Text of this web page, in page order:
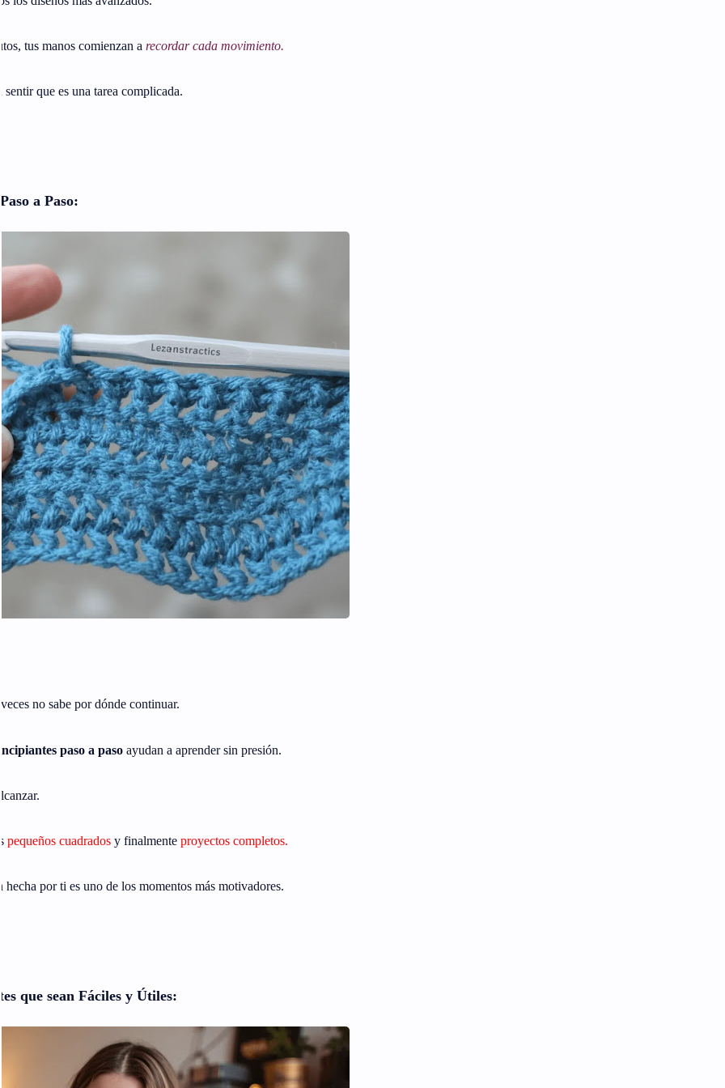
tus manos comienzan a recordar cada movimiento.
sentir que es una tarea complicada.
a Paso:
veces no sabe por dónde continuar.
paso a pasoayudan a aprender sin presión.
pequeños cuadradosy finalmente proyectos completos.
hecha por ti es uno de los momentos más motivadores.
que sean Fáciles y Útiles: